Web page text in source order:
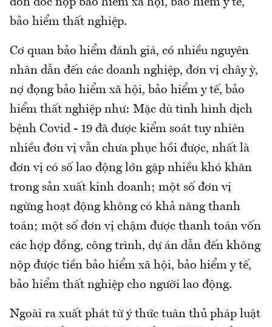
đôn đốc nộp bảo hiểm xã hội, bảo hiểm y tế,
bảo hiểm thất nghiệp.
Cơ quan bảo hiểm đánh giá, có nhiều nguyên
nhân dẫn đến các doanh nghiệp, đơn vị chây ỳ,
nợ đọng bảo hiểm xã hội, bảo hiểm y tế, bảo
hiểm thất nghiệp như: Mặc dù tình hình dịch
bệnh Covid - 19 đã được kiểm soát tuy nhiên
nhiều đơn vị vẫn chưa phục hồi được, nhất là
đơn vị có số lao động lớn gặp nhiều khó khăn
trong sản xuất kinh doanh; một số đơn vị
ngừng hoạt động không có khả năng thanh
toán; một số đơn vị chậm được thanh toán vốn
các hợp đồng, công trình, dự án dẫn đến không
nộp được tiền bảo hiểm xã hội, bảo hiểm y tế,
bảo hiểm thất nghiệp cho người lao động.
Ngoài ra xuất phát từ ý thức tuân thủ pháp luật